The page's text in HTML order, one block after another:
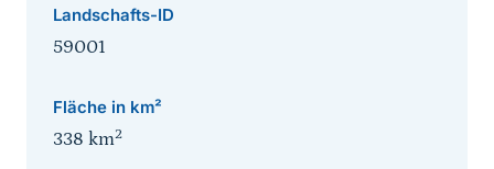
Landschafts-ID
59001
Fläche in km²
338 km2